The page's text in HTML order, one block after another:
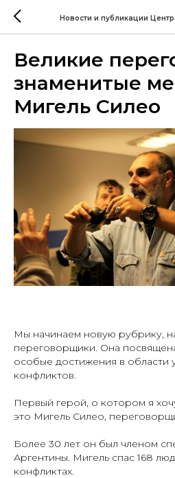
Новости и публикации
Великие
знаменитые
Мигель Силео
Мы начинаем новую рубрику,
переговорщики. Она
особые достижения в области
конфликтов.
Первый герой, о котором я
это Мигель Силео,
Более 30 лет он был членом
Аргентины. Мигель спас 168
конфликтах.